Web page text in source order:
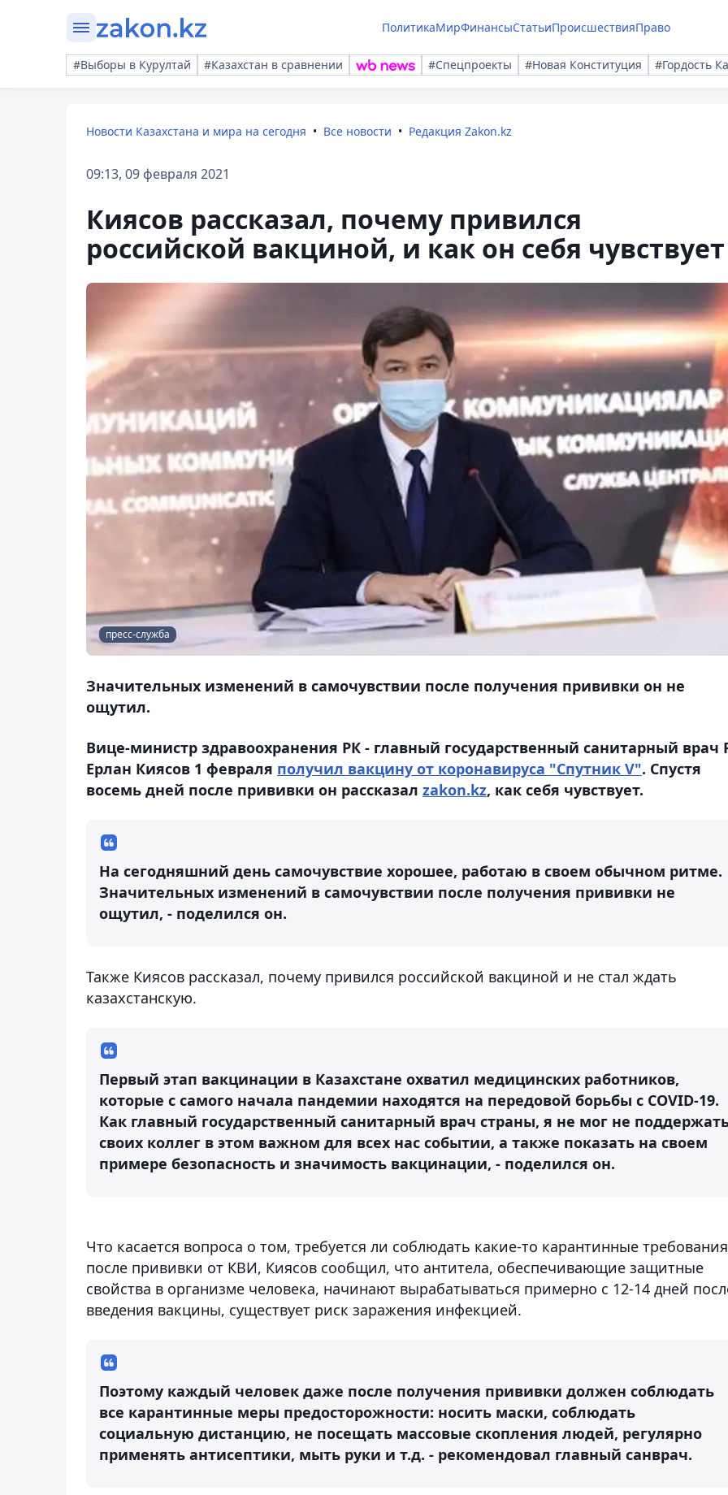
ПолитикаМирФинансыСтатьиПроисшествияПраво
#Выборы в Курултай #Казахстан в сравнении #Спецпроекты #Новая Конституция #Гордость
Новости Казахстана и мира на сегодня Все новости Редакция Zakon.kz
09:13, 09 февраля 2021
Киясов рассказал, почему привился
российской вакциной, и как он себя чувствует
пресс-служба
Значительных изменений в самочувствии после получения прививки он не
ощутил.
Вице-министр здравоохранения РК - главный государственный санитарный врач
Ерлан Киясов 1 февраля получил вакцину от коронавируса "Спутник V". Спустя
восемь дней после прививки он рассказал zakon.kz, как себя чувствует.
На сегодняшний день самочувствие хорошее, работаю в своем обычном ритме.
Значительных изменений в самочувствии после получения прививки не
ощутил, - поделился он.
Также Киясов рассказал, почему привился российской вакциной и не стал ждать
казахстанскую.
Первый этап вакцинации в Казахстане охватил медицинских работников,
которые с самого начала пандемии находятся на передовой борьбы с COVID-19.
Как главный государственный санитарный врач страны, я не мог не
своих коллег в этом важном для всех нас событии, а также показать на своем
примере безопасность и значимость вакцинации, - поделился он.
Что касается вопроса о том, требуется ли соблюдать какие-то карантинные требования
после прививки от КВИ, Киясов сообщил, что антитела, обеспечивающие защитные
свойства в организме человека, начинают вырабатываться примерно с 12-14 дней
введения вакцины, существует риск заражения инфекцией.
Поэтому каждый человек даже после получения прививки должен соблюдать
все карантинные меры предосторожности: носить маски, соблюдать
социальную дистанцию, не посещать массовые скопления людей, регулярно
применять антисептики, мыть руки и т.д. - рекомендовал главный санврач.